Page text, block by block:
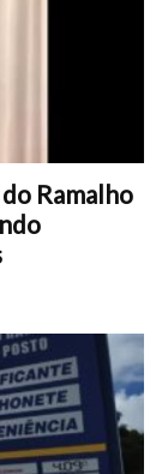
Ramalho